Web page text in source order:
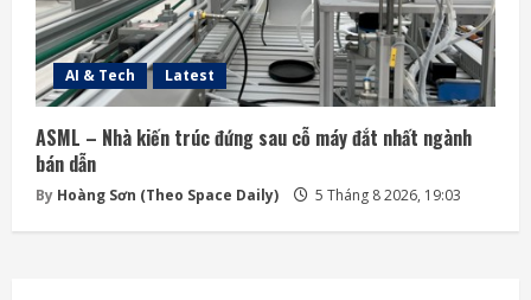
AI & Tech Latest
ASML – Nhà kiến trúc đứng sau cỗ máy đắt nhất ngành
bán dẫn
By Hoàng Sơn (Theo Space Daily) 5 Tháng 8 2026, 19:03